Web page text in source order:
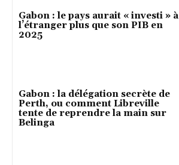
Gabon : le pays aurait « investi » à
l’étranger plus que son PIB en
2025
Gabon : la délégation secrète de
Perth, ou comment Libreville
tente de reprendre la main sur
Belinga